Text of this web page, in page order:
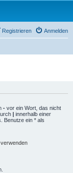
Anmelden
Registrieren
- vor ein Wort, das nicht
| innerhalb einer
Benutze ein * als